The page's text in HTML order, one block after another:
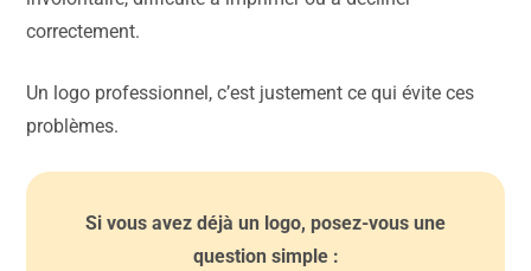
correctement.
Un logo professionnel, c’est justement ce qui évite ces
problèmes.
Si vous avez déjà un logo, posez-vous une
question simple :